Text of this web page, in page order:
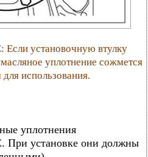
установочную втулку
уплотнение сожмется
использования.
уплотнения
При установке они должны